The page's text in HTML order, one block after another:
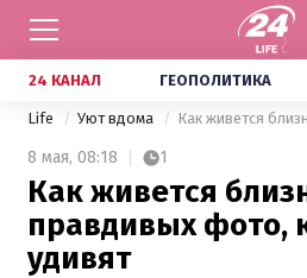
24 КАНАЛ ГЕОПОЛИТИКА
Life Уют вдома
8 мая, 08:18 1
Как живется
правдивых фото,
удивят